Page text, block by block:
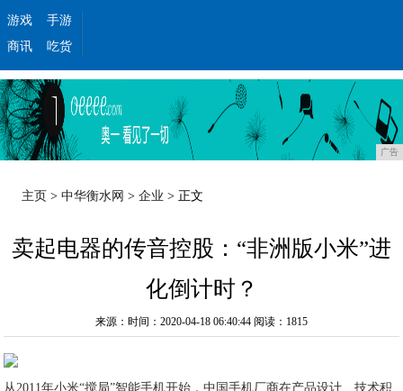
游戏
手游
商讯
吃货
广告
主页 >中华衡水网 >企业 > 正文
卖起电器的传音控股：“非洲版小米”进
化倒计时？
来源：时间：2020-04-18 06:40:44 阅读：1815
从2011年小米“搅局”智能手机开始，中国手机厂商在产品设计、技术积